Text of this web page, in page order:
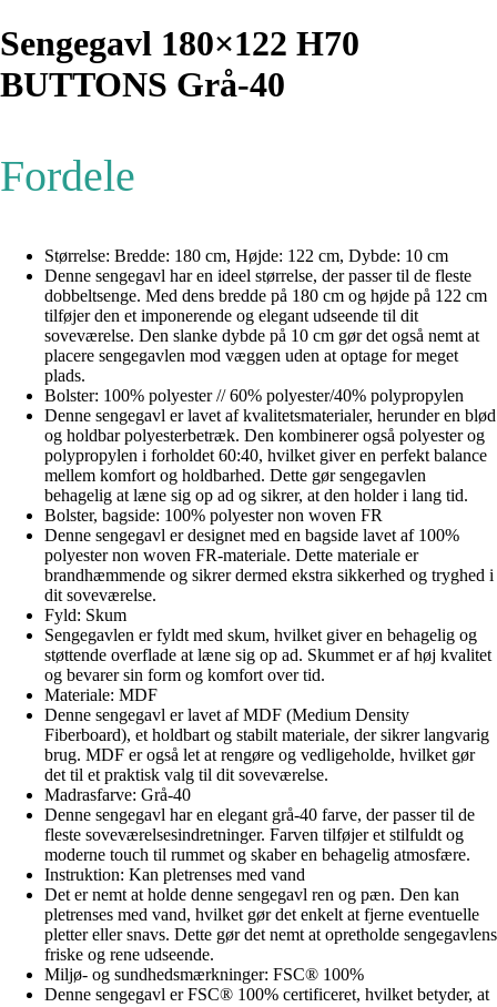
Sengegavl 180×122 H70
BUTTONS Grå-40
Fordele
Størrelse: Bredde: 180 cm, Højde: 122 cm, Dybde: 10 cm
Denne sengegavl har en ideel størrelse, der passer til de fleste
dobbeltsenge. Med dens bredde på 180 cm og højde på 122 cm
tilføjer den et imponerende og elegant udseende til dit
soveværelse. Den slanke dybde på 10 cm gør det også nemt at
placere sengegavlen mod væggen uden at optage for meget
plads.
Bolster: 100% polyester // 60% polyester/40% polypropylen
Denne sengegavl er lavet af kvalitetsmaterialer, herunder en blød
og holdbar polyesterbetræk. Den kombinerer også polyester og
polypropylen i forholdet 60:40, hvilket giver en perfekt balance
mellem komfort og holdbarhed. Dette gør sengegavlen
behagelig at læne sig op ad og sikrer, at den holder i lang tid.
Bolster, bagside: 100% polyester non woven FR
Denne sengegavl er designet med en bagside lavet af 100%
polyester non woven FR-materiale. Dette materiale er
brandhæmmende og sikrer dermed ekstra sikkerhed og tryghed i
dit soveværelse.
Fyld: Skum
Sengegavlen er fyldt med skum, hvilket giver en behagelig og
støttende overflade at læne sig op ad. Skummet er af høj kvalitet
og bevarer sin form og komfort over tid.
Materiale: MDF
Denne sengegavl er lavet af MDF (Medium Density
Fiberboard), et holdbart og stabilt materiale, der sikrer langvarig
brug. MDF er også let at rengøre og vedligeholde, hvilket gør
det til et praktisk valg til dit soveværelse.
Madrasfarve: Grå-40
Denne sengegavl har en elegant grå-40 farve, der passer til de
fleste soveværelsesindretninger. Farven tilføjer et stilfuldt og
moderne touch til rummet og skaber en behagelig atmosfære.
Instruktion: Kan pletrenses med vand
Det er nemt at holde denne sengegavl ren og pæn. Den kan
pletrenses med vand, hvilket gør det enkelt at fjerne eventuelle
pletter eller snavs. Dette gør det nemt at opretholde sengegavlens
friske og rene udseende.
Miljø- og sundhedsmærkninger: FSC® 100%
Denne sengegavl er FSC® 100% certificeret, hvilket betyder, at